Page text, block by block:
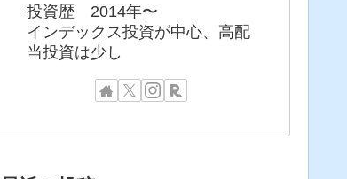
投資歴 2014年〜
インデックス投資が中心、高配
当投資は少し